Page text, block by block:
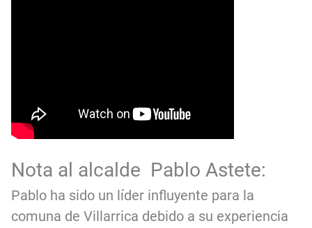
Nota al alcalde Pablo Astete:
Pablo ha sido un líder influyente para la
comuna de Villarrica debido a su experiencia